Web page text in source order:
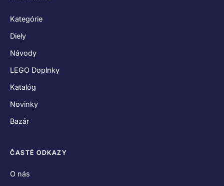
Kategórie
Diely
Návody
LEGO Doplnky
Katalóg
Novinky
Bazár
ČASTÉ ODKAZY
O nás